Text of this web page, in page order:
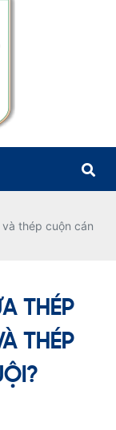
thép cuộn cán
THÉP
THÉP